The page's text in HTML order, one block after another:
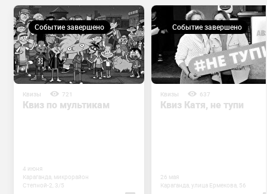
Событие завершено
Квизы 721
Квиз по мультикам
4 июня
Караганда, микрорайон
Степной-2, 3/5
Событие завершено
Квизы 637
Квиз Катя, не тупи
26 мая
Караганда, улица Ермекова, 56